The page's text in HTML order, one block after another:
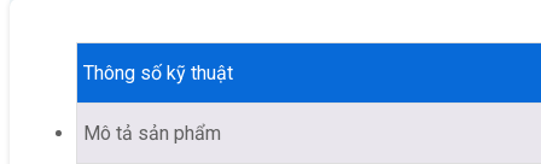
Thông số kỹ thuật
Mô tả sản phẩm